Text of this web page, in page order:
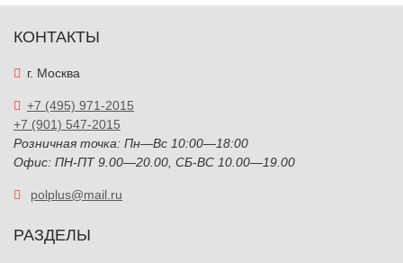
КОНТАКТЫ
г. Москва
+7 (495) 971-2015
+7 (901) 547-2015
Розничная точка: Пн—Вс 10:00—18:00
Офис: ПН-ПТ 9.00—20.00, СБ-ВС 10.00—19.00
polplus@mail.ru
РАЗДЕЛЫ